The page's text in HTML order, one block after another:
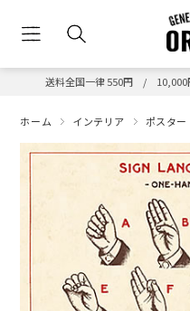
送料全国一律 550円 /
ホーム インテリア ポスター